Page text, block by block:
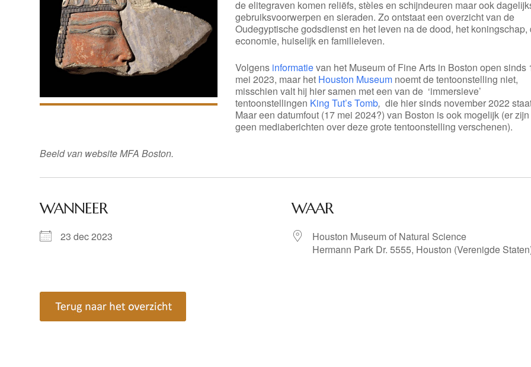
de elitegraven komen reliëfs, stèles en schijndeuren maar ook
gebruiksvoorwerpen en sieraden. Zo ontstaat een overzicht van de
Oudegyptische godsdienst en het leven na de dood, het koningschap,
economie, huiselijk en familieleven.
Volgens informatievan het Museum of Fine Arts in Boston open sinds
mei 2023, maar het Houston Museum noemt de tentoonstelling niet,
misschien valt hij hier samen met een van de ‘immersieve’
tentoonstellingen King Tut’s Tomb,die hier sinds november 2022
Maar een datumfout (17 mei 2024?) van Boston is ook mogelijk (er zijn
geen mediaberichten over deze grote tentoonstelling verschenen).
Beeld van website MFA Boston.
WANNEER
23 dec 2023
WAAR
Houston Museum of Natural Science
Hermann Park Dr. 5555, Houston (Verenigde